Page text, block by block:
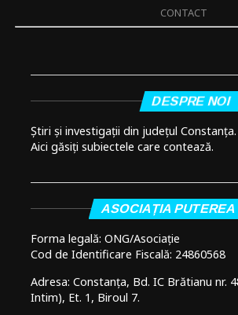
CONTACT
DESPRE NOI
Știri și investigații din județul Constanța.
Aici găsiți subiectele care contează.
ASOCIAȚIA PUTEREA
Forma legală: ONG/Asociație
Cod de Identificare Fiscală: 24860568
Adresa: Constanța, Bd. IC Brătianu nr.
Intim), Et. 1, Biroul 7.